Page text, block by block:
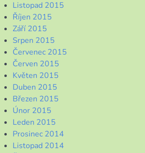
Listopad 2015
Říjen 2015
Září 2015
Srpen 2015
Červenec 2015
Červen 2015
Květen 2015
Duben 2015
Březen 2015
Únor 2015
Leden 2015
Prosinec 2014
Listopad 2014